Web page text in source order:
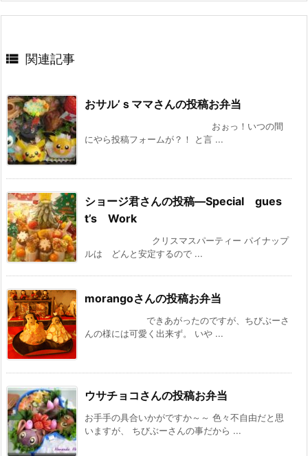
 関連記事
おサル’ｓママさんの投稿お弁当
おぉっ！いつの間
にやら投稿フォームが？！ と言 ...
ショージ君さんの投稿—Special gues
t’s Work
クリスマスパーティー パイナップ
ルは どんと安定するので ...
morangoさんの投稿お弁当
できあがったのですが、ちびぶーさ
んの様には可愛く出来ず。 いや ...
ウサチョコさんの投稿お弁当
お手手の具合いかがですか～～ 色々不自由だと思
いますが、 ちびぶーさんの事だから ...